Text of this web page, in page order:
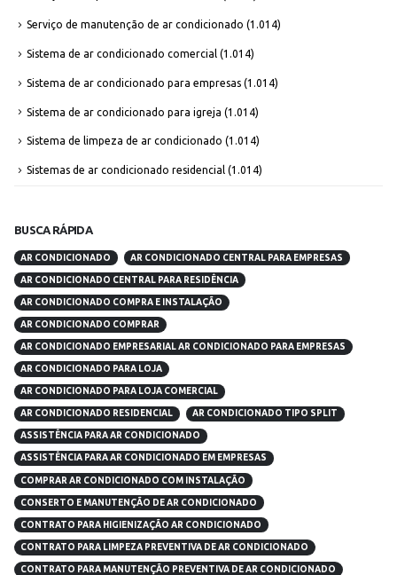
Serviço de manutenção de ar condicionado (1.014)
Sistema de ar condicionado comercial (1.014)
Sistema de ar condicionado para empresas (1.014)
Sistema de ar condicionado para igreja (1.014)
Sistema de limpeza de ar condicionado (1.014)
Sistemas de ar condicionado residencial (1.014)
BUSCA RÁPIDA
AR CONDICIONADO AR CONDICIONADO CENTRAL PARA EMPRESAS
AR CONDICIONADO CENTRAL PARA RESIDÊNCIA
AR CONDICIONADO COMPRA E INSTALAÇÃO
AR CONDICIONADO COMPRAR
AR CONDICIONADO EMPRESARIAL AR CONDICIONADO PARA EMPRESAS
AR CONDICIONADO PARA LOJA
AR CONDICIONADO PARA LOJA COMERCIAL
AR CONDICIONADO RESIDENCIAL AR CONDICIONADO TIPO SPLIT
ASSISTÊNCIA PARA AR CONDICIONADO
ASSISTÊNCIA PARA AR CONDICIONADO EM EMPRESAS
COMPRAR AR CONDICIONADO COM INSTALAÇÃO
CONSERTO E MANUTENÇÃO DE AR CONDICIONADO
CONTRATO PARA HIGIENIZAÇÃO AR CONDICIONADO
CONTRATO PARA LIMPEZA PREVENTIVA DE AR CONDICIONADO
CONTRATO PARA MANUTENÇÃO PREVENTIVA DE AR CONDICIONADO